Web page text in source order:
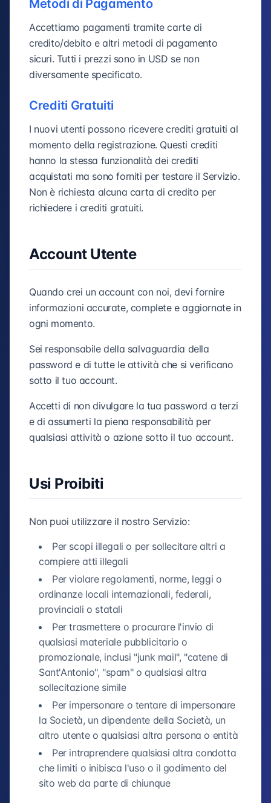
Metodi di Pagamento
Accettiamo pagamenti tramite carte di
credito/debito e altri metodi di pagamento
sicuri. Tutti i prezzi sono in USD se non
diversamente specificato.
Crediti Gratuiti
I nuovi utenti possono ricevere crediti gratuiti al
momento della registrazione. Questi crediti
hanno la stessa funzionalità dei crediti
acquistati ma sono forniti per testare il Servizio.
Non è richiesta alcuna carta di credito per
richiedere i crediti gratuiti.
Account Utente
Quando crei un account con noi, devi fornire
informazioni accurate, complete e aggiornate in
ogni momento.
Sei responsabile della salvaguardia della
password e di tutte le attività che si verificano
sotto il tuo account.
Accetti di non divulgare la tua password a terzi
e di assumerti la piena responsabilità per
qualsiasi attività o azione sotto il tuo account.
Usi Proibiti
Non puoi utilizzare il nostro Servizio:
Per scopi illegali o per sollecitare altri a
compiere atti illegali
Per violare regolamenti, norme, leggi o
ordinanze locali internazionali, federali,
provinciali o statali
Per trasmettere o procurare l'invio di
qualsiasi materiale pubblicitario o
promozionale, inclusi "junk mail", "catene di
Sant'Antonio", "spam" o qualsiasi altra
sollecitazione simile
Per impersonare o tentare di impersonare
la Società, un dipendente della Società, un
altro utente o qualsiasi altra persona o entità
Per intraprendere qualsiasi altra condotta
che limiti o inibisca l'uso o il godimento del
sito web da parte di chiunque